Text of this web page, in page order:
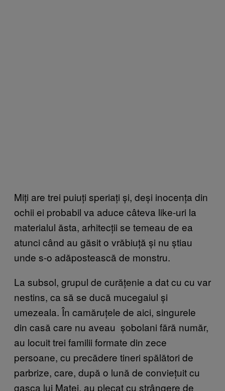
Miți are trei puiuți speriați și, deși inocența din
ochii ei probabil va aduce câteva like-uri la
materialul ăsta, arhitecții se temeau de ea
atunci când au găsit o vrăbiuță și nu știau
unde s-o adăpostească de monstru.
La subsol, grupul de curățenie a dat cu cu var
nestins, ca să se ducă mucegaiul și
umezeala. În camăruțele de aici, singurele
din casă care nu aveau șobolani fără număr,
au locuit trei familii formate din zece
persoane, cu precădere tineri spălători de
parbrize, care, după o lună de conviețuit cu
gașca lui Matei, au plecat cu strângere de